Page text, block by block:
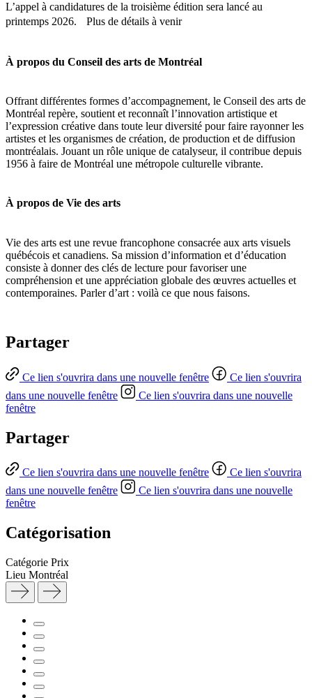
L’appel à candidatures de la troisième édition sera lancé au
printemps 2026. Plus de détails à venir
À propos du Conseil des arts de Montréal
Offrant différentes formes d’accompagnement, le Conseil des arts de
Montréal repère, soutient et reconnaît l’innovation artistique et
l’expression créative dans toute leur diversité pour faire rayonner les
artistes et les organismes de création, de production et de diffusion
montréalais. Jouant un rôle unique de catalyseur, il contribue depuis
1956 à faire de Montréal une métropole culturelle vibrante.
À propos de Vie des arts
Vie des arts est une revue francophone consacrée aux arts visuels
québécois et canadiens. Sa mission d’information et d’éducation
consiste à donner des clés de lecture pour favoriser une
compréhension et une appréciation globale des œuvres actuelles et
contemporaines. Parler d’art : voilà ce que nous faisons.
Partager
Ce lien s'ouvrira dans une nouvelle fenêtre
Ce lien s'ouvrira
dans une nouvelle fenêtre
Ce lien s'ouvrira dans une nouvelle
fenêtre
Partager
Ce lien s'ouvrira dans une nouvelle fenêtre
Ce lien s'ouvrira
dans une nouvelle fenêtre
Ce lien s'ouvrira dans une nouvelle
fenêtre
Catégorisation
Catégorie Prix
Lieu Montréal